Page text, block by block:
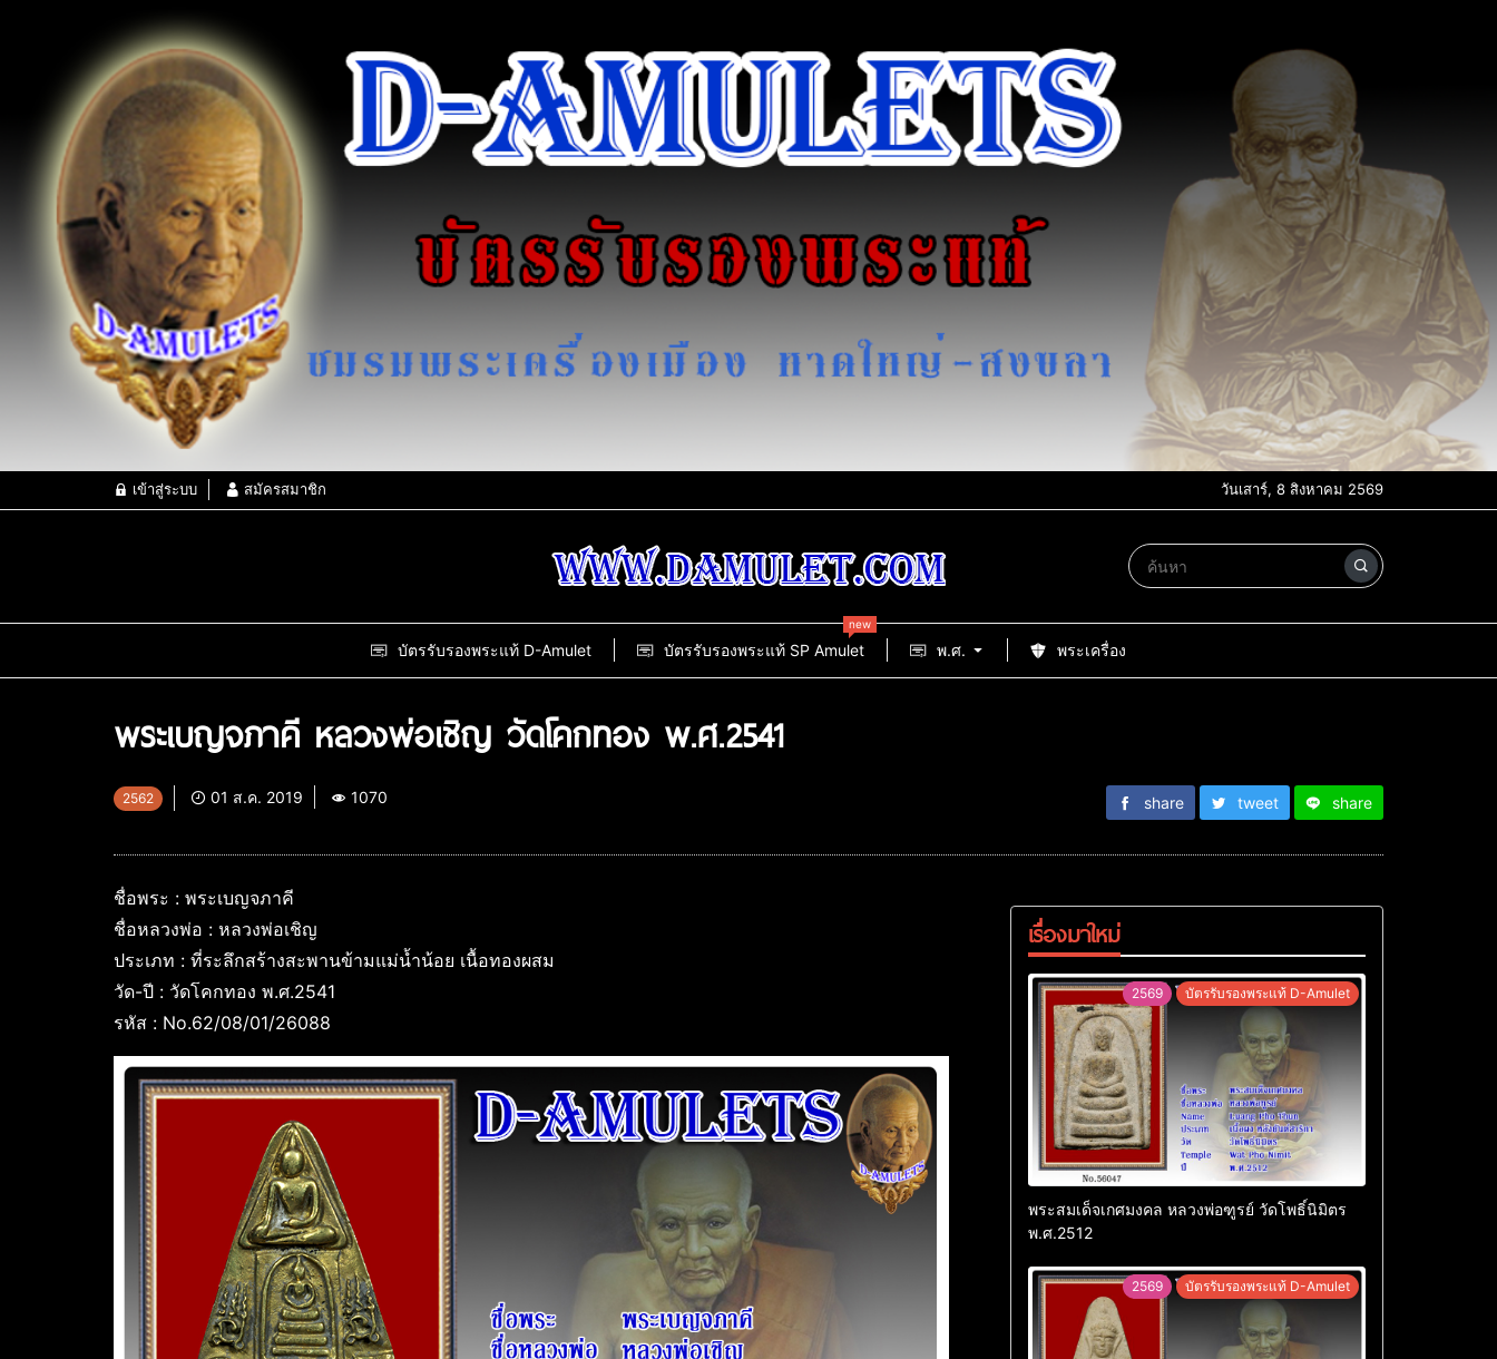
เข้าสู่ระบบ สมัครสมาชิก วันเสาร์, 8 สิงหาคม 2569
บัตรรับรองพระแท้ D-Amulet บัตรรับรองพระแท้ SP Amulet
new
พ.ศ. พระเครื่อง
พระเบญจภาคี หลวงพ่อเชิญ วัดโคกทอง พ.ศ.2541
2562 01 ส.ค. 2019 1070 share tweet share
ชื่อพระ : พระเบญจภาคี
ชื่อหลวงพ่อ : หลวงพ่อเชิญ
ประเภท : ที่ระลึกสร้างสะพานข้ามแม่น้ำน้อย เนื้อทองผสม
วัด-ปี : วัดโคกทอง พ.ศ.2541
รหัส : No.62/08/01/26088
เรื่องมาใหม่
2569 บัตรรับรองพระแท้ D-Amulet
พระสมเด็จเกศมงคล หลวงพ่อฑูรย์ วัดโพธิ์นิมิตร
พ.ศ.2512
2569 บัตรรับรองพระแท้ D-Amulet